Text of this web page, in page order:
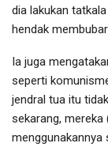
dia lakukan
hendak
Ia juga
seperti
jendral tua itu
sekarang, mereka
menggunakannya